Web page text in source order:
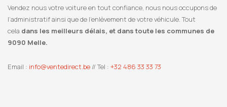
Vendez nous votre voiture en tout confiance, nous nous occupons de
l’administratif ainsi que de l’enlèvement de votre véhicule. Tout
cela dans les meilleurs délais, et dans toute les communes de
9090 Melle.
Email : info@ventedirect.be // Tel : +32 486 33 33 73